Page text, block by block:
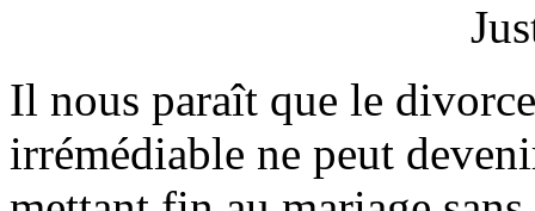
Il nous paraît que le
irrémédiable ne peut